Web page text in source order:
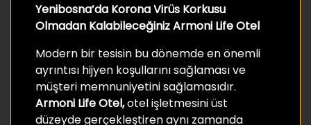
Yenibosna’da Korona Virüs Korkusu
Olmadan Kalabileceğiniz Armoni Life Otel
Modern bir tesisin bu dönemde en önemli
ayrıntısı hijyen koşullarını sağlaması ve
müşteri memnuniyetini sağlamasıdır.
Armoni Life Otel,otel işletmesini üst
düzeyde gerçekleştiren aynı zamanda